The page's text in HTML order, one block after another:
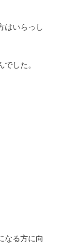
はいらっし
した。
なる方に向